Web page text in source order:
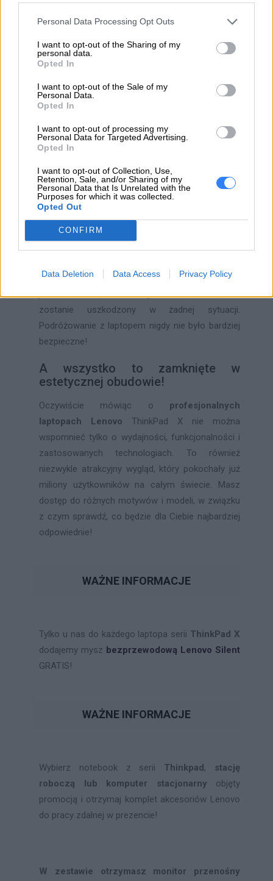
Personal Data Processing Opt Outs
I want to opt-out of the Sharing of my
personal data.
Opted In
I want to opt-out of the Sale of my
Personal Data.
Opted In
I want to opt-out of processing my
Personal Data for Targeted Advertising.
Opted In
I want to opt-out of Collection, Use,
Retention, Sale, and/or Sharing of my
Personal Data that Is Unrelated with the
Purposes for which it was collected.
Opted Out
CONFIRM
Data Deletion Data Access Privacy Policy
Szczególną uwagę warto zwrócić na
otwierany w 360 stopniach. Co to oznacza dla
Ciebie, jako użytkownika? Że możesz dowolnie
otwierać i korzystać z komputera – czy to w
pionie, czy to poziomie, ciesząc się komfortem
pracy w miejscu, gdzie nie ma zbyt dużej
przestrzeni.
Jeżeli natomiast zależy Ci na maksymalnym
bezpieczeństwie, możesz wybrać model ThinkPad
X Carbon czwartej i piątej generacji, którego
nowoczesny laptop Lenovozachowa najwyższą
jakość działania w każdych warunkach i nie
zostanie uszkodzony w żadnej sytuacji.
Podróżowanie z laptopem nigdy nie było bardziej
bezpieczne!
A wszystko to zamknięte w
estetycznej obudowie!
Oczywiście mówiąc o profesjonalnych
laptopach Lenovo ThinkPad X nie można
wspomnieć tylko o wydajności, funkcjonalności i
zastosowanych technologiach. To również
niezwykle atrakcyjny wygląd, który pokochały już
miliony użytkowników na całym świecie. Masz
dostęp do różnych motywów i modeli, w związku
z czym sprawdź, co będzie dla Ciebie najbardziej
odpowiednie!
WAŻNE INFORMACJE
Tylko u nas do każdego laptopa serii ThinkPad X
dodajemy mysz bezprzewodową Lenovo Silent
GRATIS!
WAŻNE INFORMACJE
Wybierz notebook z serii Thinkpad, stację
roboczą lub komputer stacjonarny objęty
promocją i otrzymaj komplet akcesoriów Lenovo
do pracy zdalnej w prezencie!
W zestawie otrzymasz monitor przenośny